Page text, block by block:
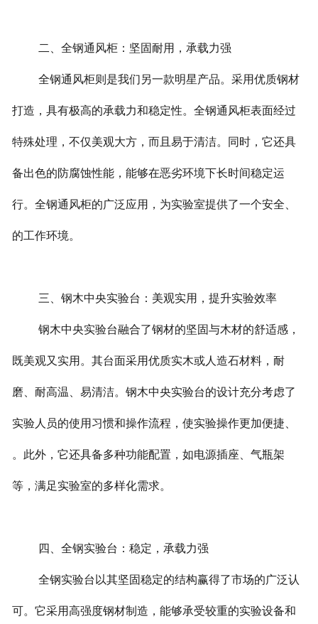
二、全钢通风柜：坚固耐用，承载力强
全钢通风柜则是我们另一款明星产品。采用优质钢材
打造，具有极高的承载力和稳定性。全钢通风柜表面经过
特殊处理，不仅美观大方，而且易于清洁。同时，它还具
备出色的防腐蚀性能，能够在恶劣环境下长时间稳定运
行。全钢通风柜的广泛应用，为实验室提供了一个安全、
的工作环境。
三、钢木中央实验台：美观实用，提升实验效率
钢木中央实验台融合了钢材的坚固与木材的舒适感，
既美观又实用。其台面采用优质实木或人造石材料，耐
磨、耐高温、易清洁。钢木中央实验台的设计充分考虑了
实验人员的使用习惯和操作流程，使实验操作更加便捷、
。此外，它还具备多种功能配置，如电源插座、气瓶架
等，满足实验室的多样化需求。
四、全钢实验台：稳定，承载力强
全钢实验台以其坚固稳定的结构赢得了市场的广泛认
可。它采用高强度钢材制造，能够承受较重的实验设备和